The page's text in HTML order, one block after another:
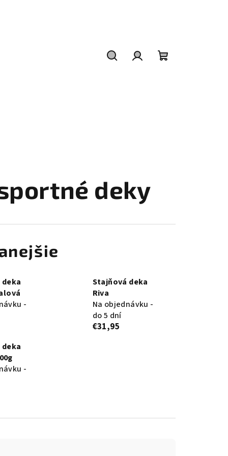
deky
-
Stajňová deka
Riva
Na objednávku -
do 5 dní
€31,95
-